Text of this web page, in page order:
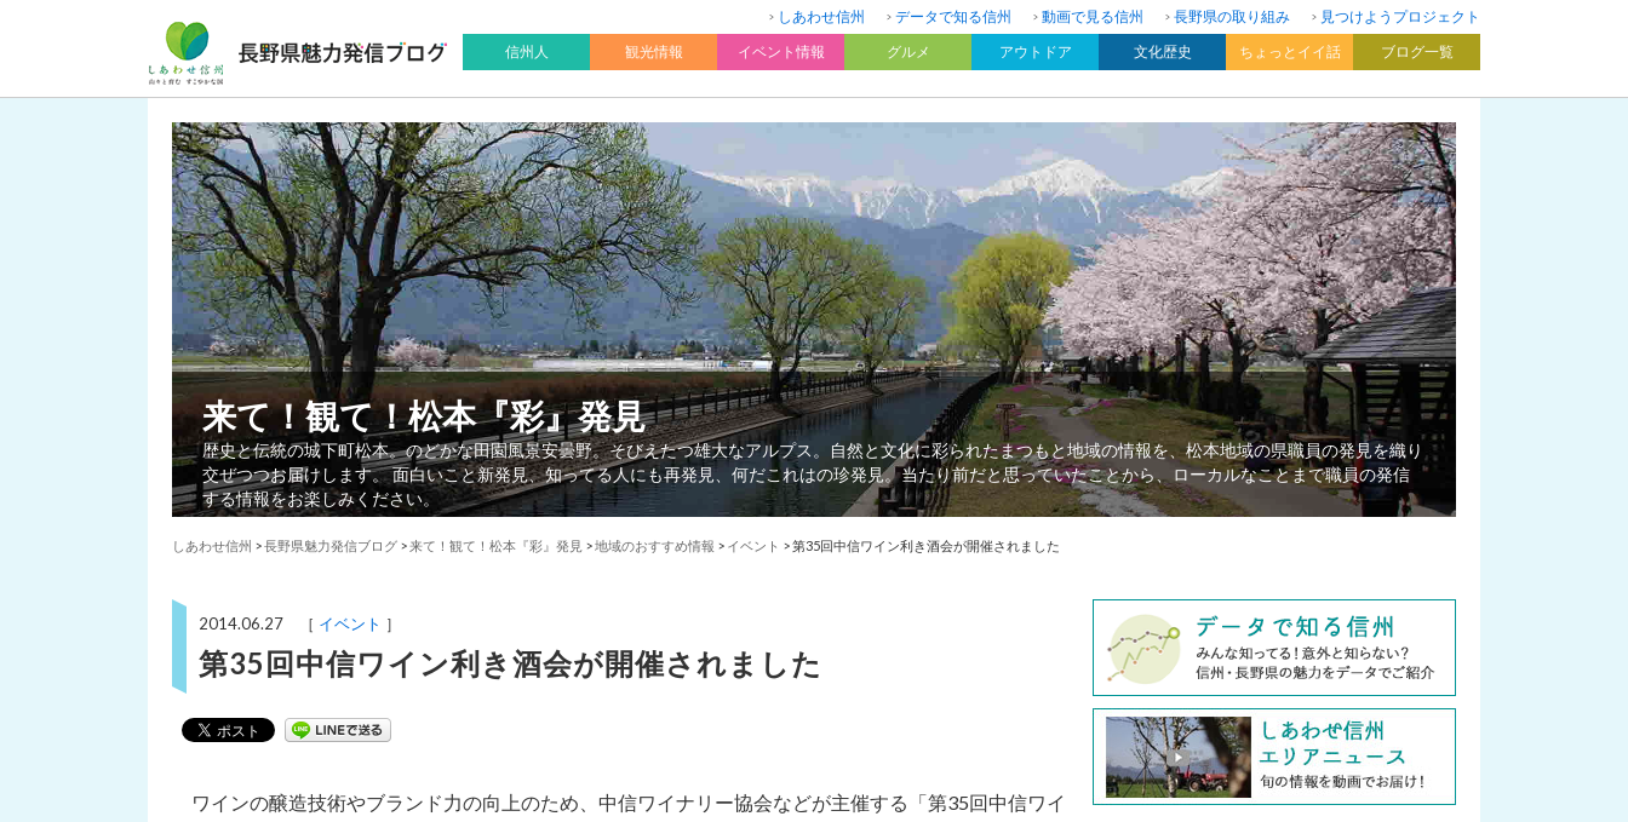
しあわせ信州 データで知る信州 動画で見る信州 長野県の取り組み
見つけようプロジェクト
信州人
観光情報 イベント情報 グルメ アウトドア 文化歴史 ちょっとイイ話 ブログ一覧
来て！観て！松本『彩』発見
歴史と伝統の城下町松本。のどかな田園風景安曇野。そびえたつ雄大なアルプス。自然と文化に彩られたまつもと地域の情報を、松本地域の県職員の発見を織り
交ぜつつお届けします。 面白いこと新発見、知ってる人にも再発見、何だこれはの珍発見。当たり前だと思っていたことから、ローカルなことまで職員の発信
する情報をお楽しみください。
しあわせ信州 >長野県魅力発信ブログ >来て！観て！松本『彩』発見 >地域のおすすめ情報 > イベント >第35回中信ワイン利き酒会が開催されました
2014.06.27 ［ イベント ］
第35回中信ワイン利き酒会が開催されました
ワインの醸造技術やブランド力の向上のため、中信ワイナリー協会などが主催する「第35回中信ワイ